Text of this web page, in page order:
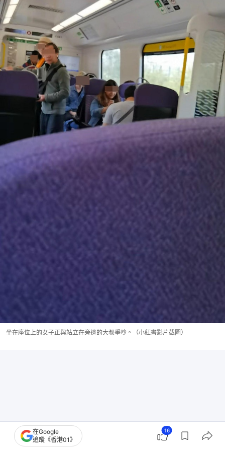
坐在座位上的女子正與站立在旁邊的大叔爭吵。（小紅書影片截圖）
在Google
追蹤《香港01》
16